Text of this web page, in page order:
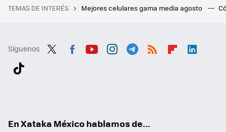
TEMAS DE INTERÉS Mejores celulares gama media agosto
Síguenos
En Xataka México hablamos de...